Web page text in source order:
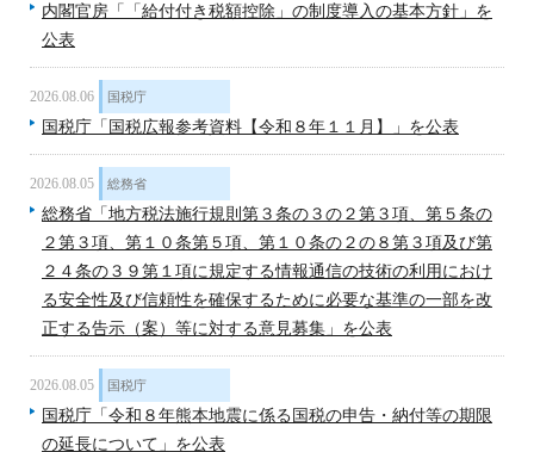
内閣官房「「給付付き税額控除」の制度導入の基本方針」を
公表
2026.08.06 国税庁
国税庁「国税広報参考資料【令和８年１１月】」を公表
2026.08.05 総務省
総務省「地方税法施行規則第３条の３の２第３項、第５条の
２第３項、第１０条第５項、第１０条の２の８第３項及び第
２４条の３９第１項に規定する情報通信の技術の利用におけ
る安全性及び信頼性を確保するために必要な基準の一部を改
正する告示（案）等に対する意見募集」を公表
2026.08.05 国税庁
国税庁「令和８年熊本地震に係る国税の申告・納付等の期限
の延長について」を公表